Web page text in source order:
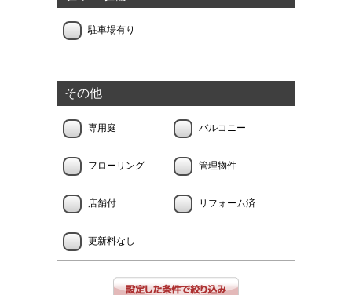
駐車場有り
その他
専用庭 バルコニー
フローリング 管理物件
店舗付 リフォーム済
更新料なし